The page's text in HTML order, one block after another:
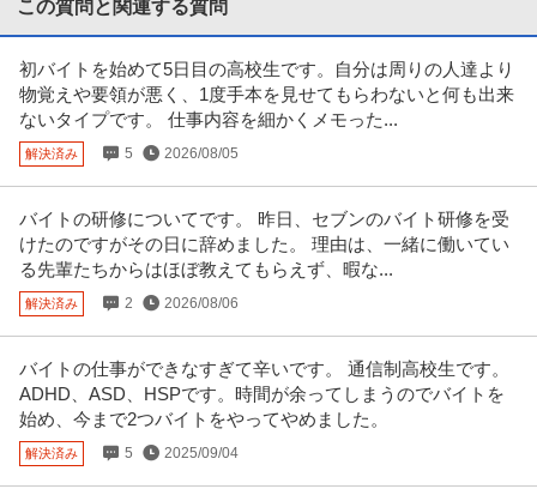
サビ管 研修修了証必須／サービス管理責任者／土日祝休み／就労
移行・定着支援
株式会社Kaien/Kaien秋葉原
正社員 交通費支給 昇給あり 土日休み
月給31.8万円〜38.9万円
就労移行支援事業所にてサービス管理責任者の募集です＠千代田区 【業務内
容】 就労移行支援事業所にお
…続きを見る
提供：ケア人材バンク
空調設備施工管理 ／ 「管工事施工管理」勤務地希望制度導入／プ
ライム上場東北電力グループの総合設備エンジニアリング企業／
株式会社ユアテック
年収800万円〜1,100万円
【職種】施工管理＞空調設備施工管理 【業種】建設＞建設・建築・土木 ※会
員属性などに応じ、当該求人 …続きを見る
この質問と関連する質問
初バイトを始めて5日目の高校生です。自分は周りの人達より
物覚えや要領が悪く、1度手本を見せてもらわないと何も出来
ないタイプです。 仕事内容を細かくメモった...
解決済み 5 2026/08/05
バイトの研修についてです。 昨日、セブンのバイト研修を受
けたのですがその日に辞めました。 理由は、一緒に働いてい
る先輩たちからはほぼ教えてもらえず、暇な...
解決済み 2 2026/08/06
バイトの仕事ができなすぎて辛いです。 通信制高校生です。
ADHD、ASD、HSPです。時間が余ってしまうのでバイトを
始め、今まで2つバイトをやってやめました。
解決済み 5 2025/09/04